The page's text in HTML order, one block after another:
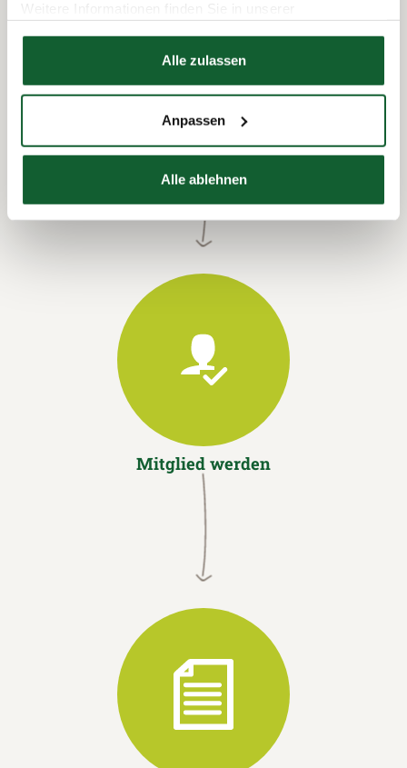
Datenschutzerklärung
Alle zulassen
Anpassen
Alle ablehnen
Termin vereinbaren
Mitglied werden